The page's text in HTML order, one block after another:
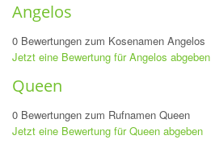
Angelos
0 Bewertungen zum Kosenamen Angelos
Jetzt eine Bewertung für Angelos abgeben
Queen
0 Bewertungen zum Rufnamen Queen
Jetzt eine Bewertung für Queen abgeben